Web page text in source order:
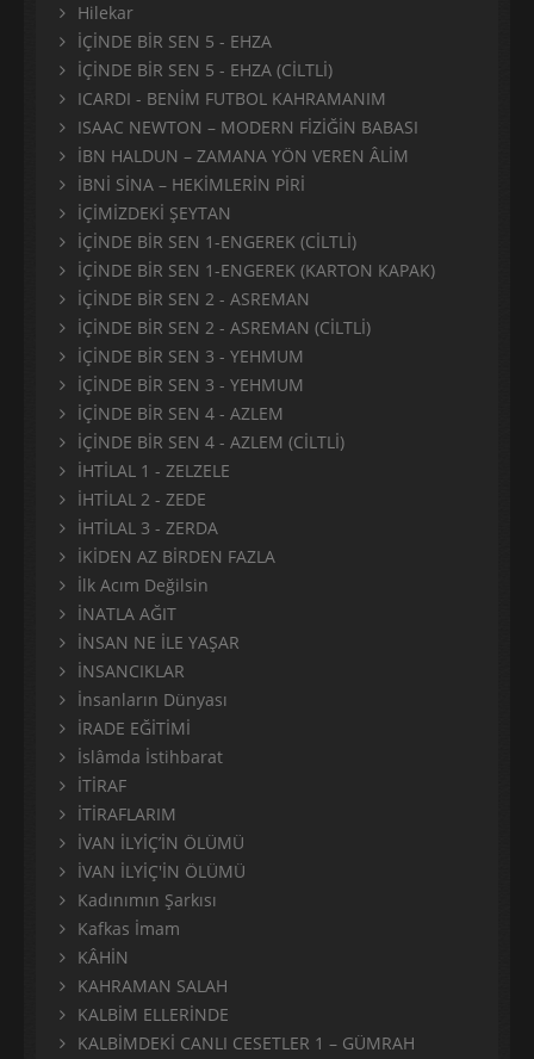
Hilekar
İÇİNDE BİR SEN 5 - EHZA
İÇİNDE BİR SEN 5 - EHZA (CİLTLİ)
ICARDI - BENİM FUTBOL KAHRAMANIM
ISAAC NEWTON – MODERN FİZİĞİN BABASI
İBN HALDUN – ZAMANA YÖN VEREN ÂLİM
İBNİ SİNA – HEKİMLERİN PİRİ
İÇİMİZDEKİ ŞEYTAN
İÇİNDE BİR SEN 1-ENGEREK (CİLTLİ)
İÇİNDE BİR SEN 1-ENGEREK (KARTON KAPAK)
İÇİNDE BİR SEN 2 - ASREMAN
İÇİNDE BİR SEN 2 - ASREMAN (CİLTLİ)
İÇİNDE BİR SEN 3 - YEHMUM
İÇİNDE BİR SEN 3 - YEHMUM
İÇİNDE BİR SEN 4 - AZLEM
İÇİNDE BİR SEN 4 - AZLEM (CİLTLİ)
İHTİLAL 1 - ZELZELE
İHTİLAL 2 - ZEDE
İHTİLAL 3 - ZERDA
İKİDEN AZ BİRDEN FAZLA
İlk Acım Değilsin
İNATLA AĞIT
İNSAN NE İLE YAŞAR
İNSANCIKLAR
İnsanların Dünyası
İRADE EĞİTİMİ
İslâmda İstihbarat
İTİRAF
İTİRAFLARIM
İVAN İLYİÇ’İN ÖLÜMÜ
İVAN İLYİÇ'İN ÖLÜMÜ
Kadınımın Şarkısı
Kafkas İmam
KÂHİN
KAHRAMAN SALAH
KALBİM ELLERİNDE
KALBİMDEKİ CANLI CESETLER 1 – GÜMRAH